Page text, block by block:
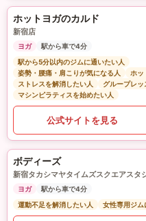
ホットヨガのカルド
新宿店
ヨガ
駅から車で4分
駅から5分以内のジムに通いたい人
姿勢・腰痛・肩こりが気になる人
ホッ
ストレスを解消したい人
グループレ
マシンピラティスを始めたい人
公式サイトを見る
ボディーズ
新宿タカシマヤタイムズスクエアスタ
ヨガ
駅から車で4分
運動不足を解消したい人
女性専用ジム